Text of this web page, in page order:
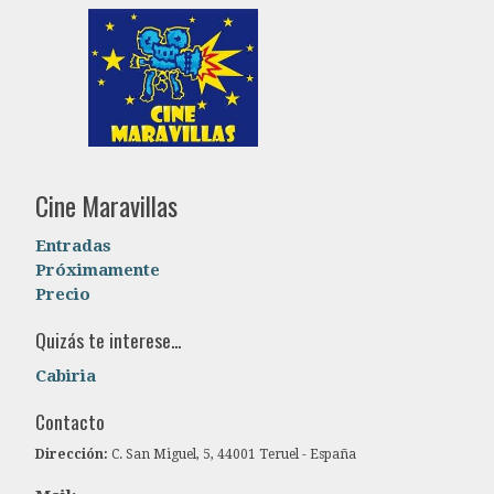
Cine Maravillas
Entradas
Próximamente
Precio
Quizás te interese...
Cabiria
Contacto
Dirección: C. San Miguel, 5, 44001 Teruel - España